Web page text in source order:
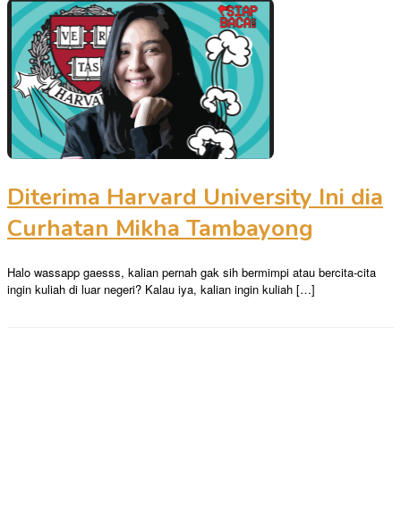
Diterima Harvard University Ini dia
Curhatan Mikha Tambayong
Halo wassapp gaesss, kalian pernah gak sih bermimpi atau bercita-cita
ingin kuliah di luar negeri? Kalau iya, kalian ingin kuliah […]